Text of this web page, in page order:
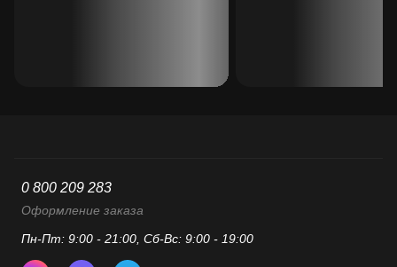
0 800 209 283
Оформление заказа
Пн-Пт: 9:00 - 21:00, Сб-Вс: 9:00 - 19:00